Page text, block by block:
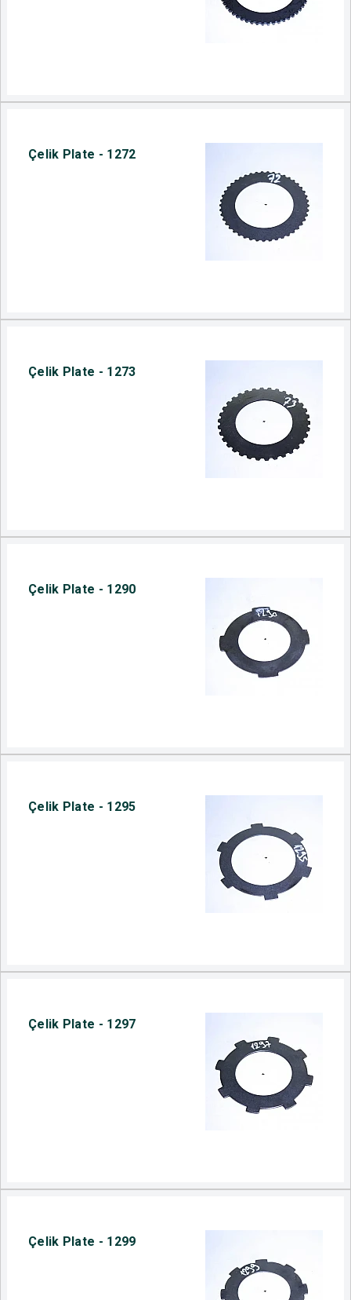
Çelik Plate - 1272
Çelik Plate - 1273
Çelik Plate - 1290
Çelik Plate - 1295
Çelik Plate - 1297
Çelik Plate - 1299